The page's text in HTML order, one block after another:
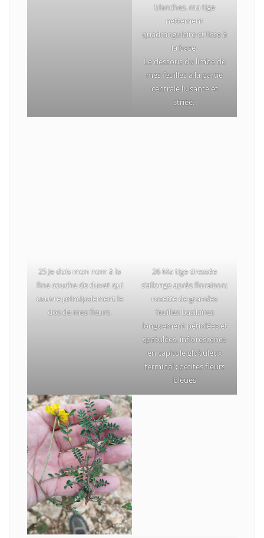
blanches, ma tige
nettement
quadrangulaire et lisse à
la base.
Le dessous du limbe de
mes feuilles a la partie
centrale luisante et
striée.
25 Je dois mon nom à la
fine couche de duvet qui
couvre principalement le
dos de mes fleurs.
26 Ma tige dressée
s’allonge après floraison;
rosette de grandes
feuilles basilaires
longuement pétiolées et
spatulées, inflorescence
en capitule globuleux
terminal ; petites fleurs
bleues